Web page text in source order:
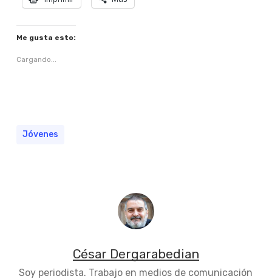
Me gusta esto:
Cargando...
Jóvenes
César Dergarabedian
Soy periodista. Trabajo en medios de comunicación